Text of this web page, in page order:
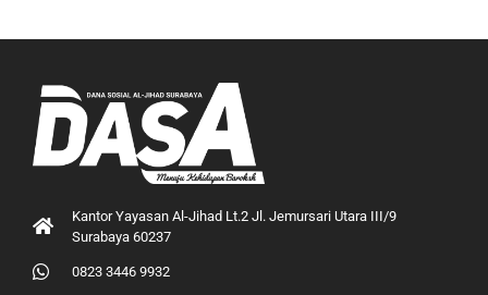
Kantor Yayasan Al-Jihad Lt.2 Jl. Jemursari Utara III/9
Surabaya 60237
0823 3446 9932